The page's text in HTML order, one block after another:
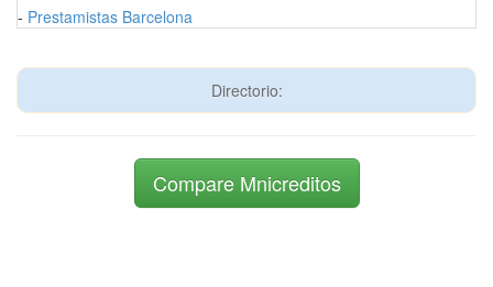
- Prestamistas Barcelona
Directorio:
Compare Mnicreditos